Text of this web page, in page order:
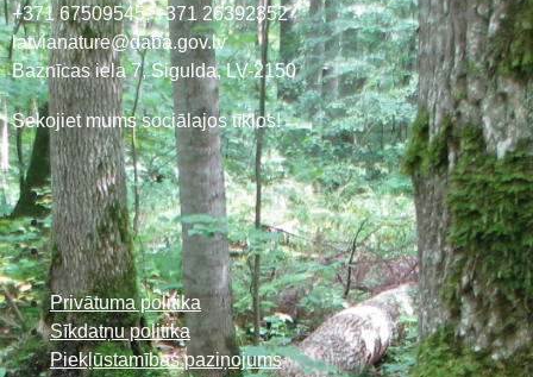
+371 67509545,+371 26392352
latvianature@daba.gov.lv
Baznīcas iela 7, Sigulda, LV-2150
Sekojiet mums sociālajos tīklos!
Privātuma politika
Sīkdatņu politika
Piekļūstamības paziņojums